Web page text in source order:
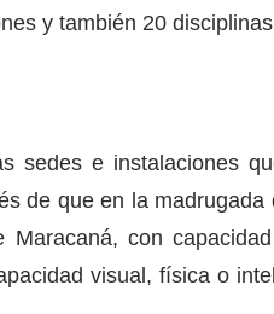
y también 20
sedes e instalaciones
de que en la madrugada
con
visual, física o